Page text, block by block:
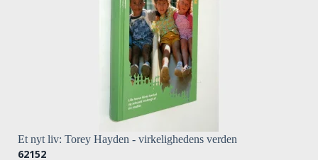
Et nyt liv: Torey Hayden - virkelighedens verden
62152